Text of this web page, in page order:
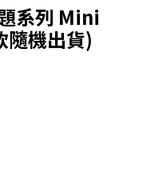
系列 Mini
機出貨)